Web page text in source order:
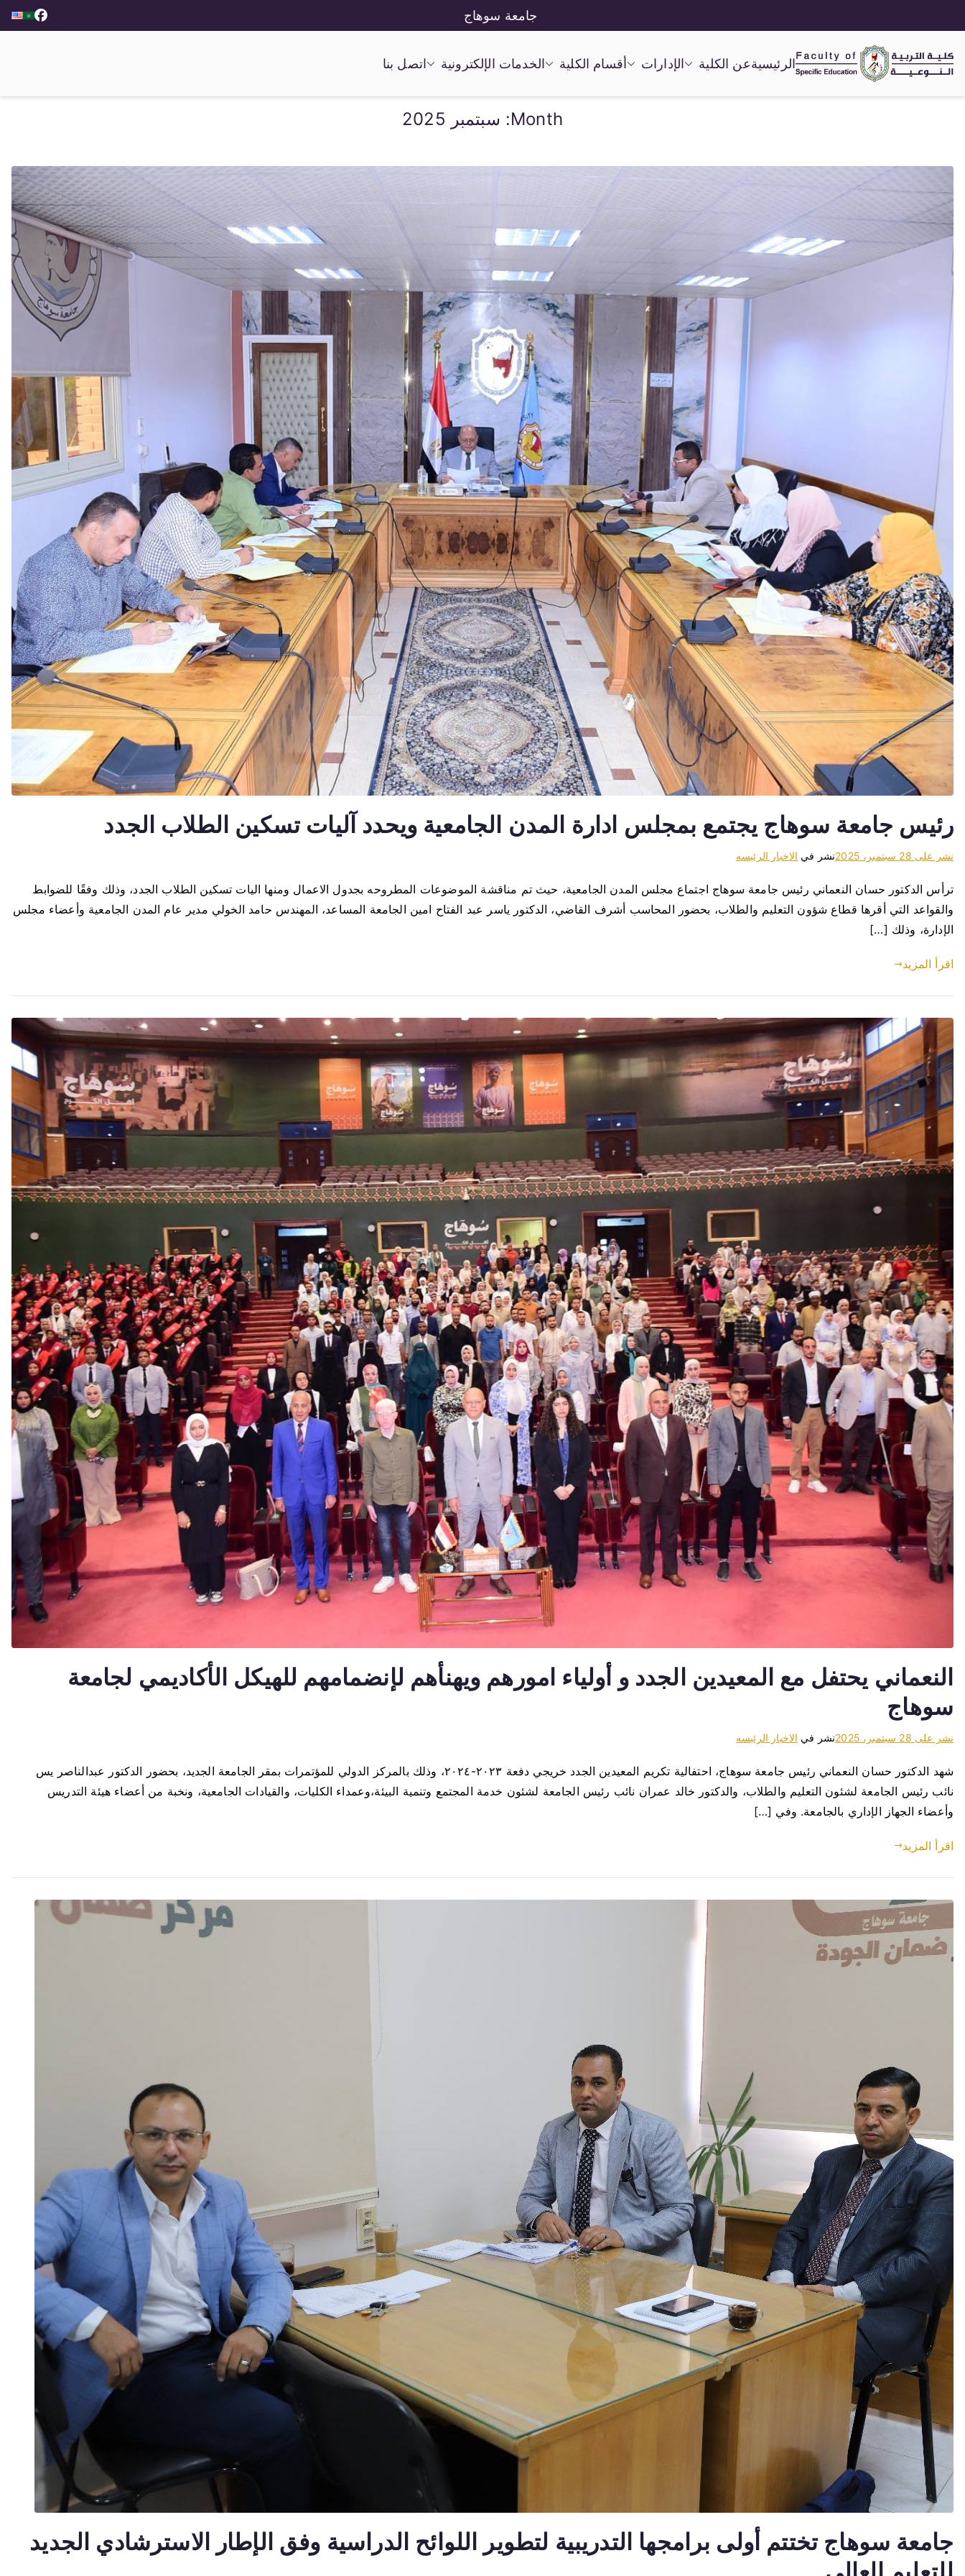
جامعة سوهاج
الرئيسيةعن الكلية الإدارات أقسام الكلية الخدمات الإلكترونية اتصل بنا
Month: سبتمبر 2025
رئيس جامعة سوهاج يجتمع بمجلس ادارة المدن الجامعية ويحدد آليات تسكين الطلاب الجدد
نشر على 28 سبتمبر، 2025 نشر في الاخبار الرئيسه
ترأس الدكتور حسان النعماني رئيس جامعة سوهاج اجتماع مجلس المدن الجامعية، حيث تم مناقشة الموضوعات المطروحه بجدول الاعمال ومنها اليات تسكين الطلاب الجدد، وذلك وفقًا للضوابط
والقواعد التي أقرها قطاع شؤون التعليم والطلاب، بحضور المحاسب أشرف القاضي، الدكتور ياسر عبد الفتاح امين الجامعة المساعد، المهندس حامد الخولي مدير عام المدن الجامعية وأعضاء مجلس
الإدارة، وذلك […]
اقرأ المزيد
النعماني يحتفل مع المعيدين الجدد و أولياء امورهم ويهنأهم لإنضمامهم للهيكل الأكاديمي لجامعة
سوهاج
نشر على 28 سبتمبر، 2025 نشر في الاخبار الرئيسه
شهد الدكتور حسان النعماني رئيس جامعة سوهاج، احتفالية تكريم المعيدين الجدد خريجي دفعة ٢٠٢٣-٢٠٢٤، وذلك بالمركز الدولي للمؤتمرات بمقر الجامعة الجديد، بحضور الدكتور عبدالناصر يس
نائب رئيس الجامعة لشئون التعليم والطلاب، والدكتور خالد عمران نائب رئيس الجامعة لشئون خدمة المجتمع وتنمية البيئة،وعمداء الكليات، والقيادات الجامعية، ونخبة من أعضاء هيئة التدريس
وأعضاء الجهاز الإداري بالجامعة. وفي […]
اقرأ المزيد
جامعة سوهاج تختتم أولى برامجها التدريبية لتطوير اللوائح الدراسية وفق الإطار الاسترشادي الجديد